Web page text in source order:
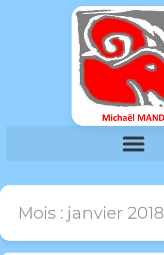
Mois : janvier 2018